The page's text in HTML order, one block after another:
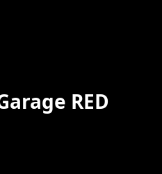
RED